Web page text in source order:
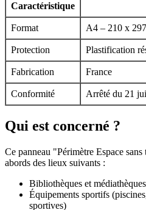
Caractéristique
Format A4 – 210 x
Protection Plastification
Fabrication France
Conformité Arrêté du 21
Qui est concerné ?
Ce panneau "Périmètre Espace
abords des lieux suivants :
Bibliothèques et médiathèques
Équipements sportifs
sportives)